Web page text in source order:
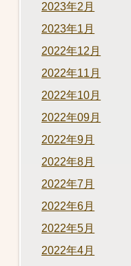
2023年2月
2023年1月
2022年12月
2022年11月
2022年10月
2022年09月
2022年9月
2022年8月
2022年7月
2022年6月
2022年5月
2022年4月